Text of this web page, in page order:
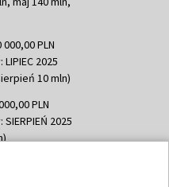
PLN
2025
10 mln)
PLN
2025
PLN